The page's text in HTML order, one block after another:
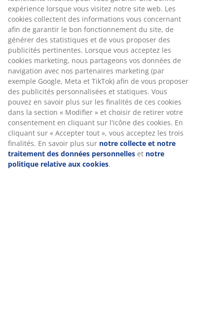
Options de livraison flexibles
Livraison rapide et facile
Pot de plante suspendu en argile avec une corde en
jute. Ce pot est idéal pour les petites plantes et
apporte un charme naturel à votre pergola ou balcon.
Ø15 x H12 cm
Numéro d’article: 6425026
Spécifications
expérience lorsque vous visitez notre site web. Les
cookies collectent des informations vous concernant
afin de garantir le bon fonctionnement du site, de
générer des statistiques et de vous proposer des
publicités pertinentes. Lorsque vous acceptez les
cookies marketing, nous partageons vos données de
navigation avec nos partenaires marketing (par
exemple Google, Meta et TikTok) afin de vous proposer
des publicités personnalisées et statiques. Vous
pouvez en savoir plus sur les finalités de ces cookies
dans la section « Modifier » et choisir de retirer votre
consentement en cliquant sur l'icône des cookies. En
cliquant sur « Accepter tout », vous acceptez les trois
finalités. En savoir plus sur notre collecte et notre
traitement des données personnelles et notre
politique relative aux cookies.